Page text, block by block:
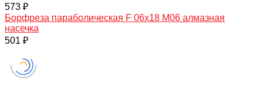
573 ₽
Борфреза параболическая F 06х18 M06 алмазная
насечка
501 ₽